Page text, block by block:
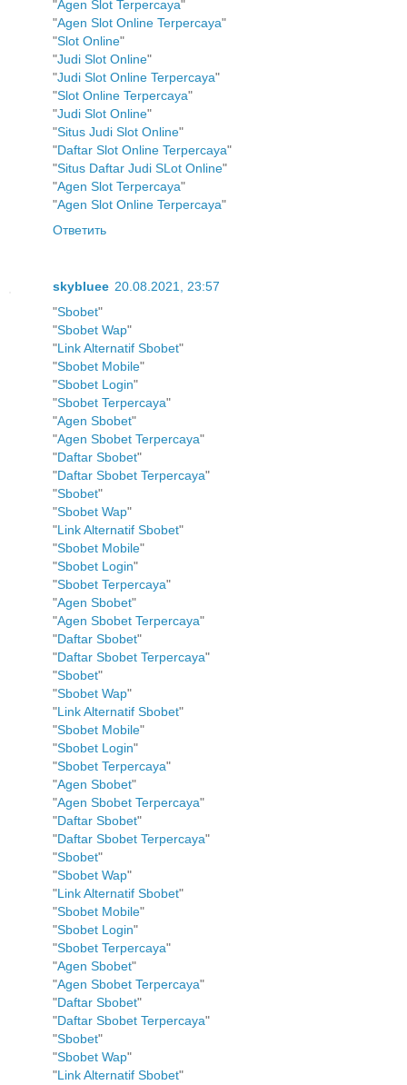
"Agen Slot Terpercaya"
"Agen Slot Online Terpercaya"
"Slot Online"
"Judi Slot Online"
"Judi Slot Online Terpercaya"
"Slot Online Terpercaya"
"Judi Slot Online"
"Situs Judi Slot Online"
"Daftar Slot Online Terpercaya"
"Situs Daftar Judi SLot Online"
"Agen Slot Terpercaya"
"Agen Slot Online Terpercaya"
Ответить
skybluee 20.08.2021, 23:57
"Sbobet"
"Sbobet Wap"
"Link Alternatif Sbobet"
"Sbobet Mobile"
"Sbobet Login"
"Sbobet Terpercaya"
"Agen Sbobet"
"Agen Sbobet Terpercaya"
"Daftar Sbobet"
"Daftar Sbobet Terpercaya"
"Sbobet"
"Sbobet Wap"
"Link Alternatif Sbobet"
"Sbobet Mobile"
"Sbobet Login"
"Sbobet Terpercaya"
"Agen Sbobet"
"Agen Sbobet Terpercaya"
"Daftar Sbobet"
"Daftar Sbobet Terpercaya"
"Sbobet"
"Sbobet Wap"
"Link Alternatif Sbobet"
"Sbobet Mobile"
"Sbobet Login"
"Sbobet Terpercaya"
"Agen Sbobet"
"Agen Sbobet Terpercaya"
"Daftar Sbobet"
"Daftar Sbobet Terpercaya"
"Sbobet"
"Sbobet Wap"
"Link Alternatif Sbobet"
"Sbobet Mobile"
"Sbobet Login"
"Sbobet Terpercaya"
"Agen Sbobet"
"Agen Sbobet Terpercaya"
"Daftar Sbobet"
"Daftar Sbobet Terpercaya"
"Sbobet"
"Sbobet Wap"
"Link Alternatif Sbobet"